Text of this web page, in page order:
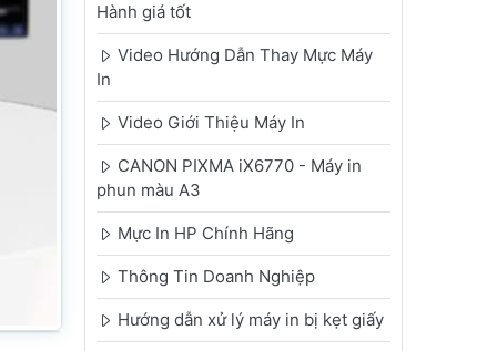
Hành giá tốt
Video Hướng Dẫn Thay Mực Máy
In
Video Giới Thiệu Máy In
CANON PIXMA iX6770 - Máy in
phun màu A3
Mực In HP Chính Hãng
Thông Tin Doanh Nghiệp
Hướng dẫn xử lý máy in bị kẹt giấy